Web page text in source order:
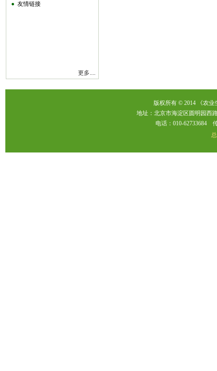
友情链接
更多....
版权所有 © 2014 《农
地址：北京市海淀区圆明园西
电话：010-62733684